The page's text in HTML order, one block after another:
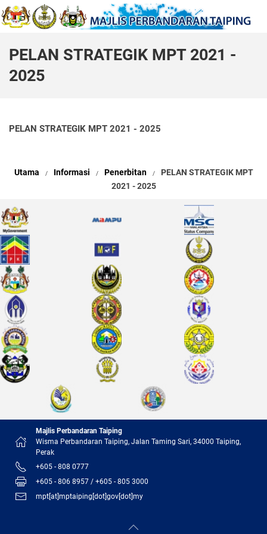
PELAN STRATEGIK MPT 2021 -
2025
PELAN STRATEGIK MPT 2021 - 2025
Utama Informasi Penerbitan
PELAN STRATEGIK MPT
2021 - 2025
Majlis Perbandaran Taiping
Wisma Perbandaran Taiping, Jalan Taming Sari, 34000 Taiping,
Perak
+605 - 808 0777
+605 - 806 8957 / +605 - 805 3000
mpt[at]mptaiping[dot]gov[dot]my